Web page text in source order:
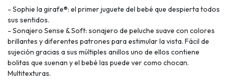
- Sophie la girafe®: el primer juguete del bebé que despierta todos
sus sentidos.
- Sonajero Sense & Soft: sonajero de peluche suave con colores
brillantes y diferentes patrones para estimular la vista. Fácil de
sujeción gracias a sus múltiples anillos uno de ellos contiene
bolitas que suenan y el bebé las puede ver como chocan.
Multitexturas.